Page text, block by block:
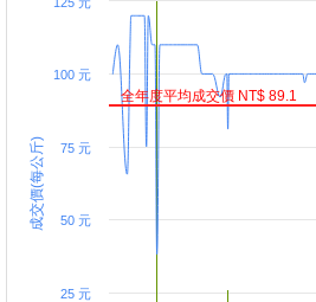
成交價(每公斤)
25 元
50 元
75 元
100 元
全年度平均成交價 NT$ 89.1